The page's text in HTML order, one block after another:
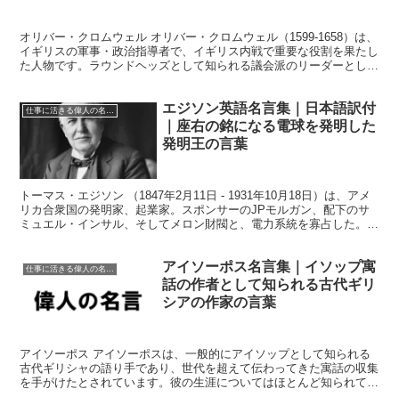
オリバー・クロムウェル オリバー・クロムウェル（1599-1658）は、
イギリスの軍事・政治指導者で、イギリス内戦で重要な役割を果たし
た人物です。ラウンドヘッズとして知られる議会派のリーダーとして
仕事に活きる偉人の名言格言
エジソン英語名言集｜日本語訳付
｜座右の銘になる電球を発明した
発明王の言葉
トーマス・エジソン （1847年2月11日 - 1931年10月18日）は、アメ
リカ合衆国の発明家、起業家。スポンサーのJPモルガン、配下のサ
ミュエル・インサル、そしてメロン財閥と、電力系統を寡占した。
仕事に活きる偉人の名言格言
アイソーポス名言集｜イソップ寓
話の作者として知られる古代ギリ
シアの作家の言葉
アイソーポス アイソーポスは、一般的にアイソップとして知られる
古代ギリシャの語り手であり、世代を超えて伝わってきた寓話の収集
を手がけたとされています。彼の生涯についてはほとんど知られてお